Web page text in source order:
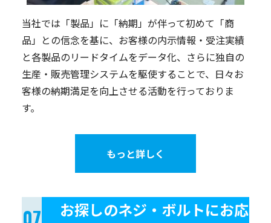
当社では「製品」に「納期」が伴って初めて「商
品」との信念を基に、お客様の内示情報・受注実績
と各製品のリードタイムをデータ化、さらに独自の
生産・販売管理システムを駆使することで、日々お
客様の納期満足を向上させる活動を行っておりま
す。
もっと詳しく
お探しのネジ・ボルトにお応